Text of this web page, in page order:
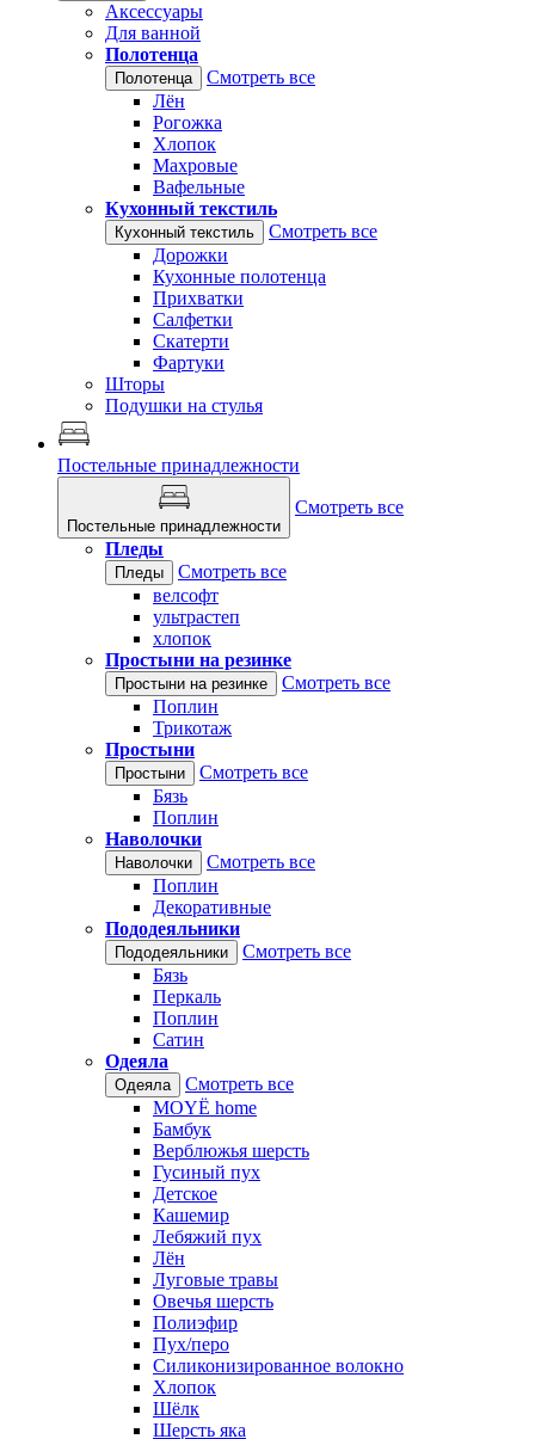
Аксессуары
Для ванной
Полотенца
Полотенца
Смотреть все
Лён
Рогожка
Хлопок
Махровые
Вафельные
Кухонный текстиль
Кухонный текстиль
Смотреть все
Дорожки
Кухонные полотенца
Прихватки
Салфетки
Скатерти
Фартуки
Шторы
Подушки на стулья
Постельные принадлежности
Постельные принадлежности
Смотреть все
Пледы
Пледы
Смотреть все
велсофт
ультрастеп
хлопок
Простыни на резинке
Простыни на резинке
Смотреть все
Поплин
Трикотаж
Простыни
Простыни
Смотреть все
Бязь
Поплин
Наволочки
Наволочки
Смотреть все
Поплин
Декоративные
Пододеяльники
Пододеяльники
Смотреть все
Бязь
Перкаль
Поплин
Сатин
Одеяла
Одеяла
Смотреть все
MOYЁ home
Бамбук
Верблюжья шерсть
Гусиный пух
Детское
Кашемир
Лебяжий пух
Лён
Луговые травы
Овечья шерсть
Полиэфир
Пух/перо
Силиконизированное волокно
Хлопок
Шёлк
Шерсть яка